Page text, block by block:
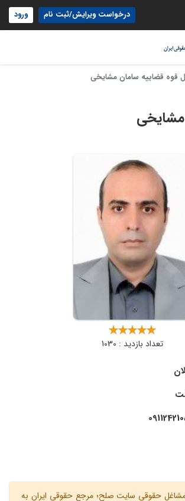
درخواست ویرایش/ثبت نام ورود
قوه قضاییه سامان مشایخی
تعداد بازدید : 1030
مشاغل حقوقی سایت صلح؛ مرجع حقوقی ایران به